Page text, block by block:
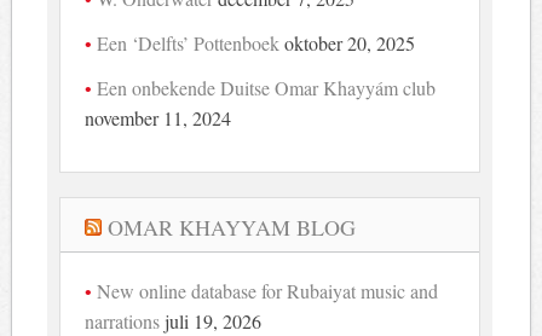
Een ‘Delfts’ Pottenboek oktober 20, 2025
Een onbekende Duitse Omar Khayyám club
november 11, 2024
OMAR KHAYYAM BLOG
New online database for Rubaiyat music and
narrations juli 19, 2026